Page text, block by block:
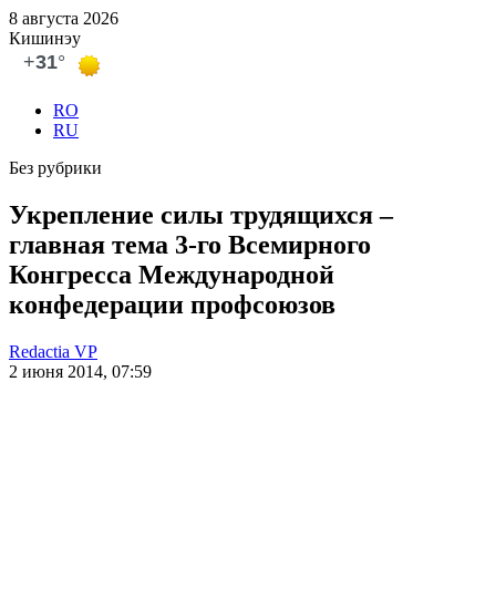
8 августа 2026
Кишинэу
RO
RU
Без рубрики
Укрепление силы трудящихся –
главная тема 3-го Всемирного
Конгресса Международной
конфедерации профсоюзов
Redactia VP
2 июня 2014, 07:59